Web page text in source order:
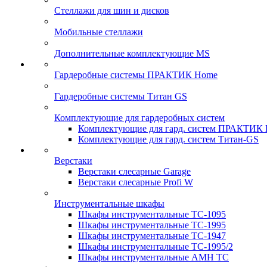
Стеллажи для шин и дисков
Мобильные стеллажи
Дополнительные комплектующие MS
Гардеробные системы ПРАКТИК Home
Гардеробные системы Титан GS
Комплектующие для гардеробных систем
Комплектующие для гард. систем ПРАКТИК
Комплектующие для гард. систем Титан-GS
Верстаки
Верстаки слесарные Garage
Верстаки слесарные Profi W
Инструментальные шкафы
Шкафы инструментальные TC-1095
Шкафы инструментальные TC-1995
Шкафы инструментальные TC-1947
Шкафы инструментальные TC-1995/2
Шкафы инструментальные AMH TC